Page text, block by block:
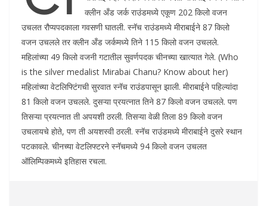
क्लीन अँड जर्क राउंडमध्ये एकूण 202 किलो वजन
उचलत रौप्यपदकाला गवसणी घातली. स्नॅच राउंडमध्ये मीराबाईने 87 किलो
वजन उचलले तर क्लीन अँड जर्कमध्ये तिने 115 किलो वजन उचलले.
महिलांच्या 49 किलो वजनी गटातील सुवर्णपदक चीनच्या खात्यात गेले. (Who
is the silver medalist Mirabai Chanu? Know about her)
महिलांच्या वेटलिफ्टिंगची सुरवात स्नॅच राउंडपासून झाली. मीराबाईने पहिल्यांदा
81 किलो वजन उचलले. दुसऱ्या प्रयत्नात तिने 87 किलो वजन उचलले. पण
तिसऱ्या प्रयत्नात ती अपयशी ठरली. तिसऱ्या वेळी तिला 89 किलो वजन
उचलायचे होते, पण ती अयशस्वी ठरली. स्नॅच राउंडमध्ये मीराबाईने दुसरे स्थान
पटकावले. चीनच्या वेटलिफ्टरने स्नॅचमध्ये 94 किलो वजन उचलत
ऑलिम्पिकमध्ये इतिहास रचला.